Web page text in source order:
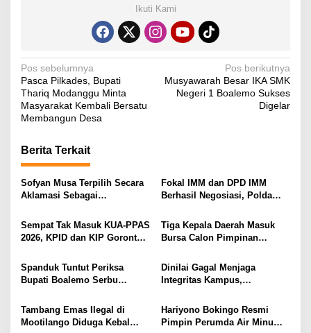
Ikuti Kami
N
a
v
g
a
s
p
o
s
Pos sebelumnya
Pasca Pilkades, Bupati
Thariq Modanggu Minta
Masyarakat Kembali Bersatu
Membangun Desa
Pos berikutnya
Musyawarah Besar IKA SMK
Negeri 1 Boalemo Sukses
Digelar
Berita Terkait
Sofyan Musa Terpilih Secara
Aklamasi Sebagai
Kabupaten Boalemo Periode
2025–2029
Fokal IMM dan DPD IMM
Berhasil Negosiasi, Polda
Mahasiswa
Sempat Tak Masuk KUA-PPAS
2026, KPID dan KIP Gorontalo
Tiga Kepala Daerah Masuk
Bursa Calon Pimpinan
Spanduk Tuntut Periksa
Bupati Boalemo Serbu
Dugaan Fee Proyek Mencuat
ke Kejaksaan Agung
Dinilai Gagal Menjaga
Integritas Kampus,
UNG Copot WR3
Tambang Emas Ilegal di
Mootilango Diduga Kebal
Hariyono Bokingo Resmi
Pimpin Perumda Air Minum